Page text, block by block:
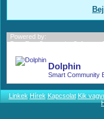
Powered by:
BoonEx - Community Software;
Dolphin
Smart Community
Linkek Hírek Kapcsolat Kik